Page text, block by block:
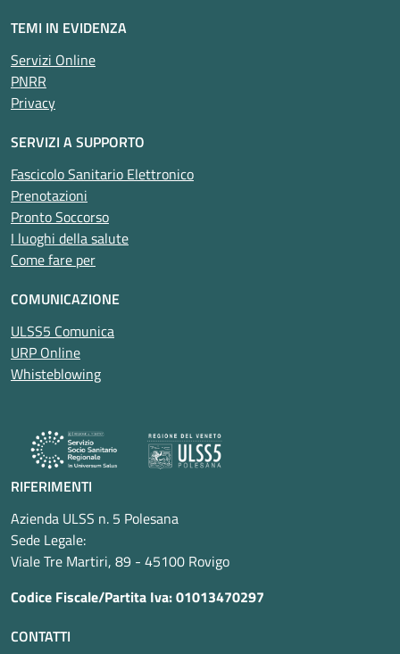
TEMI IN EVIDENZA
Servizi Online
PNRR
Privacy
SERVIZI A SUPPORTO
Fascicolo Sanitario Elettronico
Prenotazioni
Pronto Soccorso
I luoghi della salute
Come fare per
COMUNICAZIONE
ULSS5 Comunica
URP Online
Whisteblowing
RIFERIMENTI
Azienda ULSS n. 5 Polesana
Sede Legale:
Viale Tre Martiri, 89 - 45100 Rovigo
Codice Fiscale/Partita Iva: 01013470297
CONTATTI